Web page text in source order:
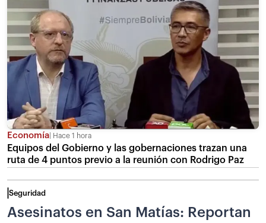
Economía Hace 1 hora
Equipos del Gobierno y las gobernaciones trazan una
ruta de 4 puntos previo a la reunión con Rodrigo Paz
Seguridad
Asesinatos en San Matías: Reportan